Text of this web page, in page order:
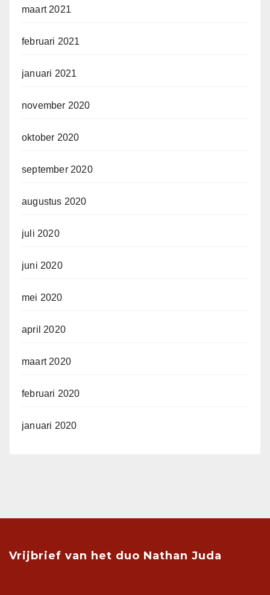
maart 2021
februari 2021
januari 2021
november 2020
oktober 2020
september 2020
augustus 2020
juli 2020
juni 2020
mei 2020
april 2020
maart 2020
februari 2020
januari 2020
Vrijbrief van het duo Nathan Juda